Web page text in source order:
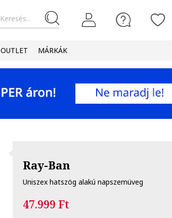
Keresés...
OUTLET MÁRKÁK
Ray-Ban
Uniszex hatszög alakú napszemüveg
47.999 Ft